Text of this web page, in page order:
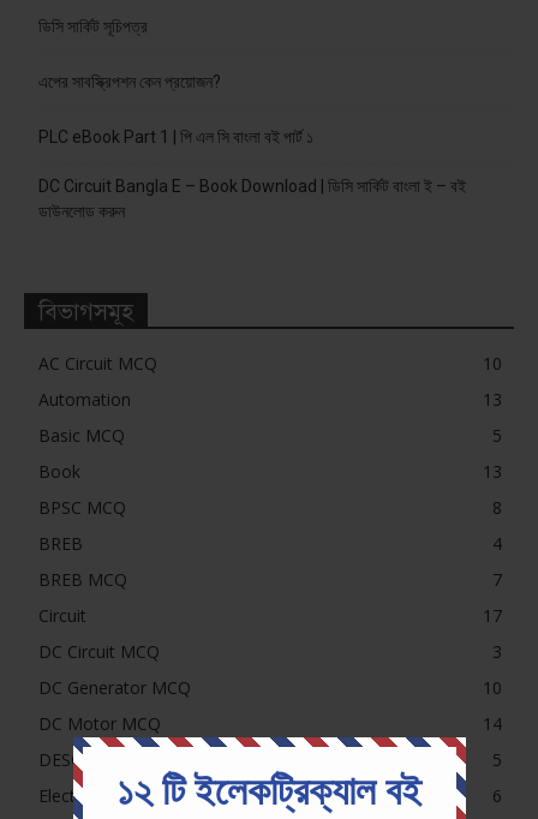
১২ টি ইলেকট্রিক্যাল বই
ডিসি সার্কিট সূচিপত্র
এপের সাবস্ক্রিপশন কেন প্রয়োজন?
PLC eBook Part 1 | পি এল সি বাংলা বই পার্ট ১
DC Circuit Bangla E – Book Download | ডিসি সার্কিট বাংলা ই – বই
ডাউনলোড করুন
বিভাগসমূহ
AC Circuit MCQ
10
Automation
13
Basic MCQ
5
Book
13
BPSC MCQ
8
BREB
4
BREB MCQ
7
Circuit
17
DC Circuit MCQ
3
DC Generator MCQ
10
DC Motor MCQ
14
DESCO, NESCO, PDB, DPDC MCQ
5
Electrical MCQ
6